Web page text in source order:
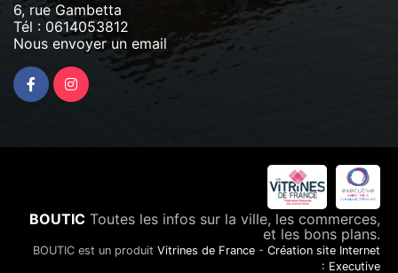
6, rue Gambetta
Tél : 0614053812
Nous envoyer un email
BOUTIC Toutes les infos sur la ville, les commerces,
et les bons plans.
BOUTIC est un produit Vitrines de France - Création site Internet
: Executive